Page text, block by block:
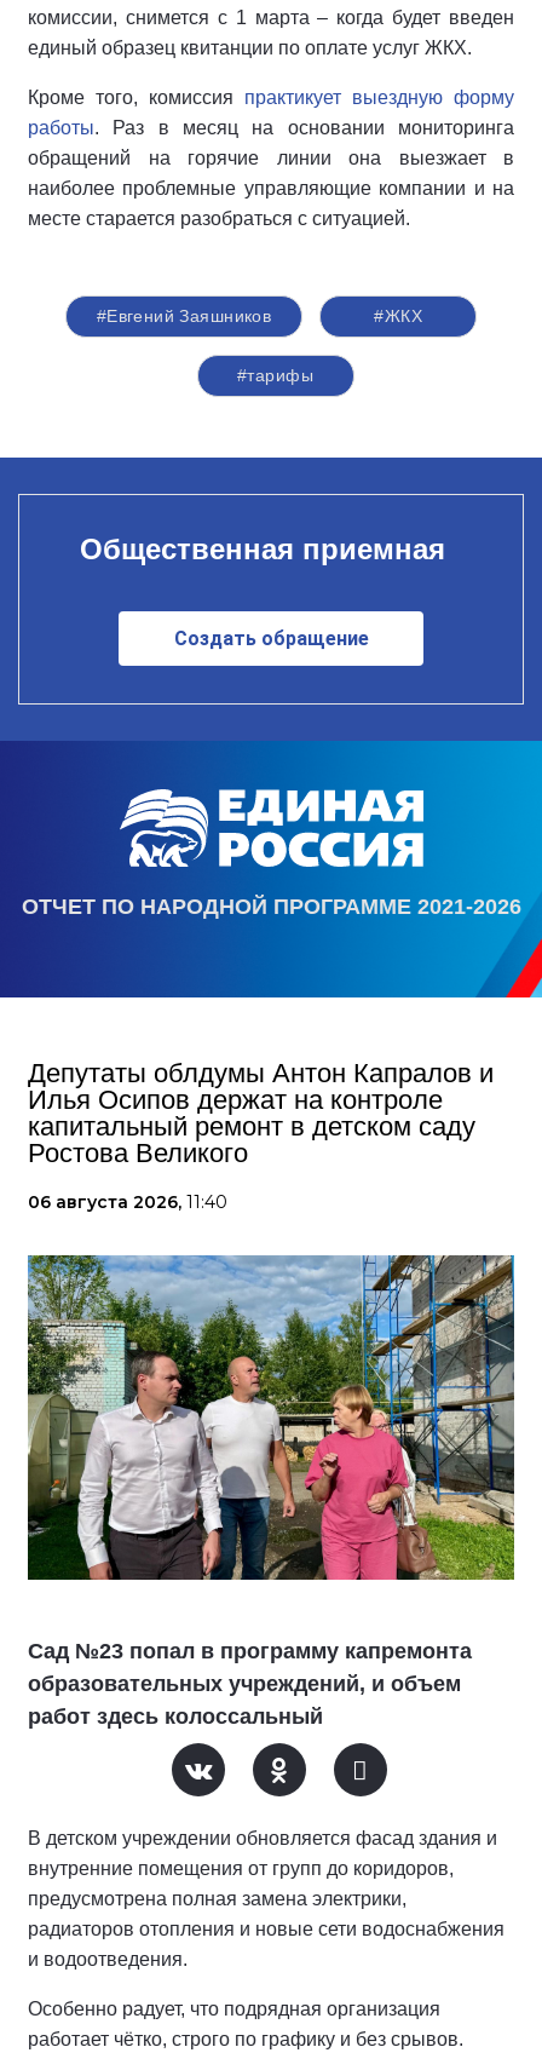
комиссии, снимется с 1 марта – когда будет введен
единый образец квитанции по оплате услуг ЖКХ.
Кроме того, комиссия практикует выездную форму
работы. Раз в месяц на основании мониторинга
обращений на горячие линии она выезжает в
наиболее проблемные управляющие компании и на
месте старается разобраться с ситуацией.
#Евгений Заяшников #ЖКХ
#тарифы
Общественная приемная
Создать обращение
ОТЧЕТ ПО НАРОДНОЙ ПРОГРАММЕ 2021-2026
Депутаты облдумы Антон Капралов и
Илья Осипов держат на контроле
капитальный ремонт в детском саду
Ростова Великого
06 августа 2026, 11:40
Сад №23 попал в программу капремонта
образовательных учреждений, и объем
работ здесь колоссальный
В детском учреждении обновляется фасад здания и
внутренние помещения от групп до коридоров,
предусмотрена полная замена электрики,
радиаторов отопления и новые сети водоснабжения
и водоотведения.
Особенно радует, что подрядная организация
работает чётко, строго по графику и без срывов.